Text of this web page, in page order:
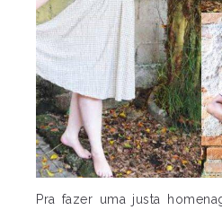
Pra fazer uma justa